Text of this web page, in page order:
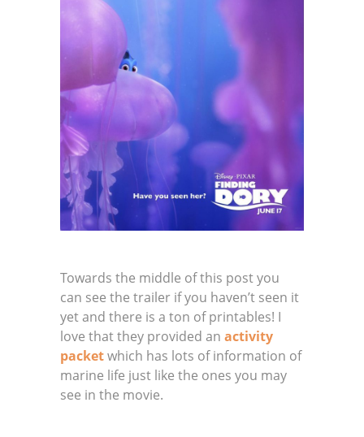
Towards the middle of this post you
can see the trailer if you haven’t seen it
yet and there is a ton of printables! I
love that they provided an activity
packetwhich has lots of information of
marine life just like the ones you may
see in the movie.